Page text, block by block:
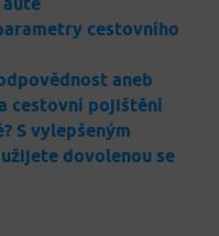
cestovního
aneb
cestovní pojištění
S vylepšeným
dovolenou se